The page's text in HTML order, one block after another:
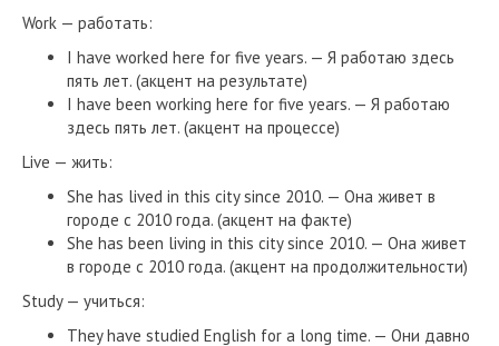
Work — работать:
I have worked here for five years. — Я работаю здесь
пять лет. (акцент на результате)
I have been working here for five years. — Я работаю
здесь пять лет. (акцент на процессе)
Live — жить:
She has lived in this city since 2010. — Она живет в
городе с 2010 года. (акцент на факте)
She has been living in this city since 2010. — Она живет
в городе с 2010 года. (акцент на продолжительности)
Study — учиться:
They have studied English for a long time. — Они давно